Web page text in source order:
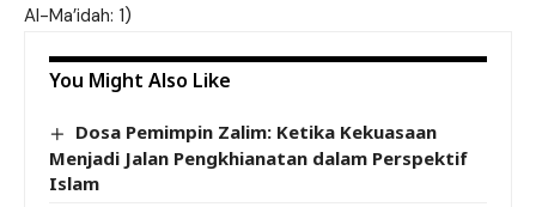
Al-Ma’idah: 1)
You Might Also Like
Dosa Pemimpin Zalim: Ketika Kekuasaan
Menjadi Jalan Pengkhianatan dalam Perspektif
Islam